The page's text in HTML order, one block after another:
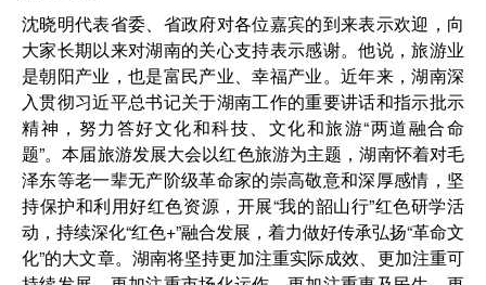
沈晓明代表省委、省政府对各位嘉宾的到来表示欢迎，向
大家长期以来对湖南的关心支持表示感谢。他说，旅游业
是朝阳产业，也是富民产业、幸福产业。近年来，湖南深
入贯彻习近平总书记关于湖南工作的重要讲话和指示批示
精神，努力答好文化和科技、文化和旅游“两道融合命
题”。本届旅游发展大会以红色旅游为主题，湖南怀着对毛
泽东等老一辈无产阶级革命家的崇高敬意和深厚感情，坚
持保护和利用好红色资源，开展“我的韶山行”红色研学活
动，持续深化“红色+”融合发展，着力做好传承弘扬“革命文
化”的大文章。湖南将坚持更加注重实际成效、更加注重可